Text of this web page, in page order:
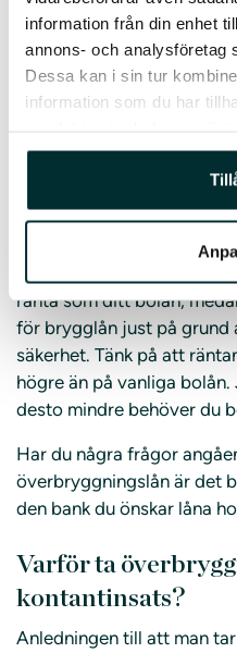
information från din enhet
annons- och analysföretag
Dessa kan i sin tur
information som du har
Du ska vara kund
överbryggningslån
Ekonomi och
ha möjlighet att
Ränta på
Något som varierar
hos är räntan på
ränta som ditt bolån,
för brygglån just på grund
säkerhet. Tänk på att
högre än på vanliga
desto mindre behöver du
Har du några frågor
överbryggningslån är det
den bank du önskar låna
Varför ta
kontantinsats?
Anledningen till att man